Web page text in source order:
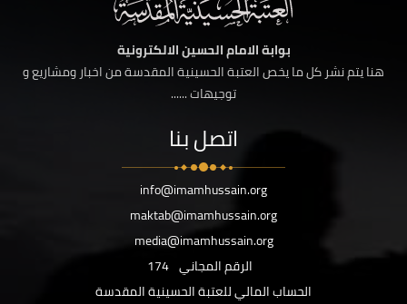
بوابة الامام الحسين الالكترونية
هنا يتم نشر كل ما يخص العتبة الحسينية المقدسة من اخبار ومشاريع و
توجيهات ......
اتصل بنا
info@imamhussain.org
maktab@imamhussain.org
media@imamhussain.org
الرقم المجاني 174
الحساب المالي للعتبة الحسينية المقدسة